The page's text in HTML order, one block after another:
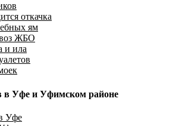
откачка
ям
ЖБО
и ила
в Уфе и Уфимском районе
Уфе